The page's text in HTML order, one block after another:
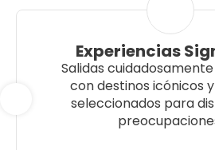
Experiencias
Salidas
con destinos icónicos
seleccionados para